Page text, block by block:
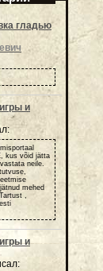
гладью
и
kus võid jätta
neile.
mehed
,
и